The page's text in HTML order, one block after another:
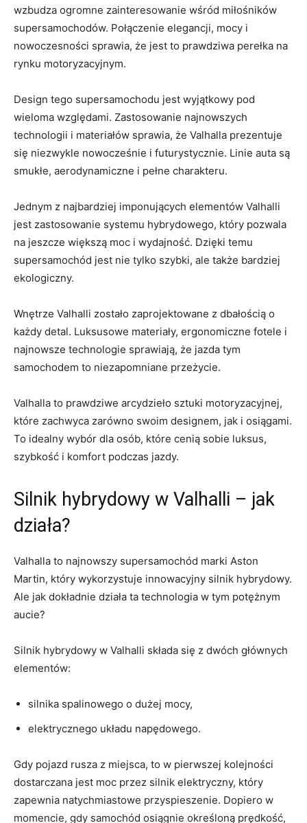
wzbudza ogromne zainteresowanie wśród miłośników
supersamochodów. Połączenie elegancji, ⁣mocy ⁤i
nowoczesności sprawia, że jest to​ prawdziwa‌ perełka na
rynku motoryzacyjnym.
Design tego⁢ supersamochodu jest wyjątkowy pod
wieloma względami. Zastosowanie najnowszych
technologii i materiałów sprawia,⁣ że Valhalla‍ prezentuje
się niezwykle nowocześnie i futurystycznie. Linie ⁤auta są⁤
smukłe, aerodynamiczne i pełne charakteru.
Jednym z najbardziej imponujących​ elementów Valhalli‍
jest zastosowanie systemu hybrydowego, który pozwala
na jeszcze większą moc i wydajność. Dzięki ⁣temu
⁣supersamochód jest nie tylko szybki, ale także bardziej
ekologiczny.
Wnętrze Valhalli zostało zaprojektowane z dbałością o
każdy detal. Luksusowe materiały, ergonomiczne fotele ⁤i
najnowsze technologie sprawiają, ⁣że⁢ jazda tym
samochodem to niezapomniane‍ przeżycie.
Valhalla​ to prawdziwe arcydzieło sztuki⁢ motoryzacyjnej,
które zachwyca‍ zarówno⁤ swoim designem, ‍jak ​i osiągami.
To idealny wybór dla osób, które cenią sobie luksus,
szybkość i komfort podczas jazdy.
Silnik hybrydowy w Valhalli – jak
działa?
Valhalla to najnowszy ‌supersamochód marki⁢ Aston ​
Martin, ⁢który wykorzystuje innowacyjny silnik hybrydowy.
Ale jak dokładnie działa ta technologia ‌w tym potężnym
aucie?
Silnik hybrydowy w Valhalli składa się z dwóch głównych
elementów:⁤
silnika spalinowego o dużej mocy,
elektrycznego układu napędowego.
Gdy⁣ pojazd rusza z miejsca, to w pierwszej kolejności​
dostarczana jest ‌moc przez ⁢silnik elektryczny, który
zapewnia natychmiastowe przyspieszenie. ‍Dopiero w
momencie, gdy ‌samochód osiągnie ‌określoną prędkość,